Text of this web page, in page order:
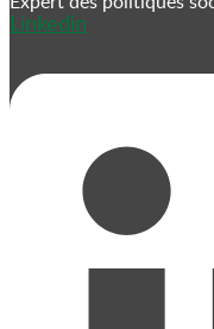
Linkedin